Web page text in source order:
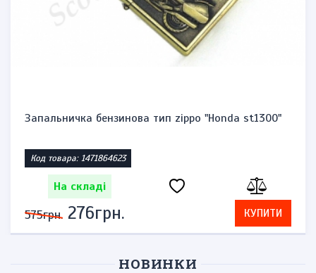
Запальничка бензинова тип zippo "Honda st1300"
Код товара: 1471864623
На складі
575грн. 276грн. КУПИТИ
НОВИНКИ